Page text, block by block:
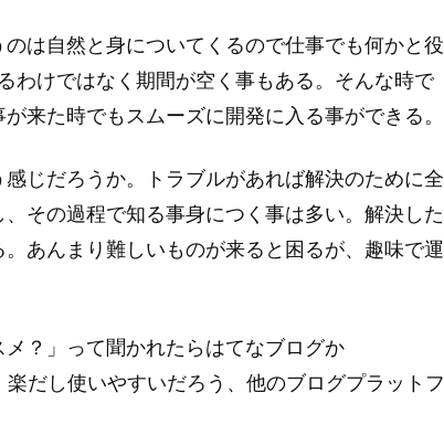
は自然と身についてくるので仕事でも何かと役
わけではなく期間が空く事もある。そんな時で
来た時でもスムーズに開発に入る事ができる。
じだろうか。トラブルがあれば解決のために全
その過程で知る事身につく事は多い。解決した
あんまり難しいものが来ると困るが、趣味で運
？」って聞かれたらはてなブログか
だし使いやすいだろう、他のブログプラットフ